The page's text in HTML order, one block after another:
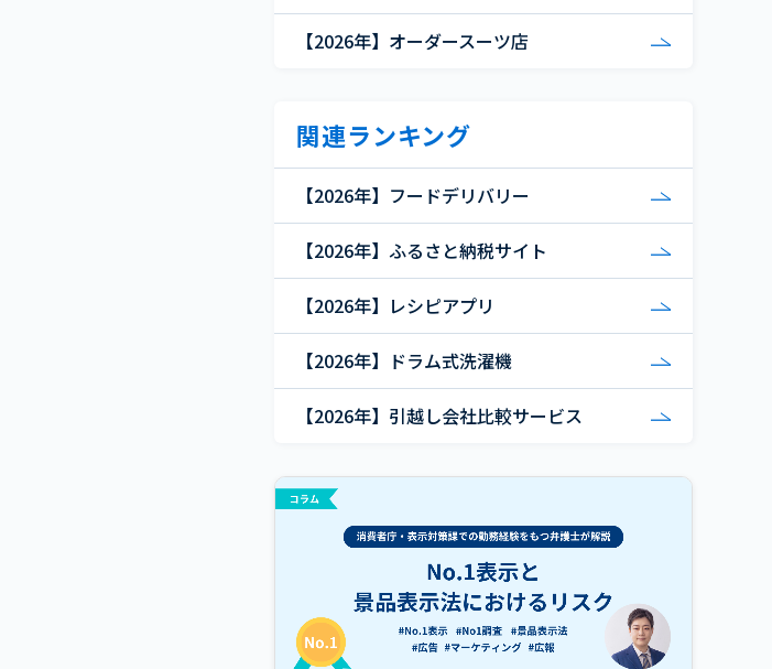
【2026年】オーダースーツ店
関連ランキング
【2026年】フードデリバリー
【2026年】ふるさと納税サイト
【2026年】レシピアプリ
【2026年】ドラム式洗濯機
【2026年】引越し会社比較サービス